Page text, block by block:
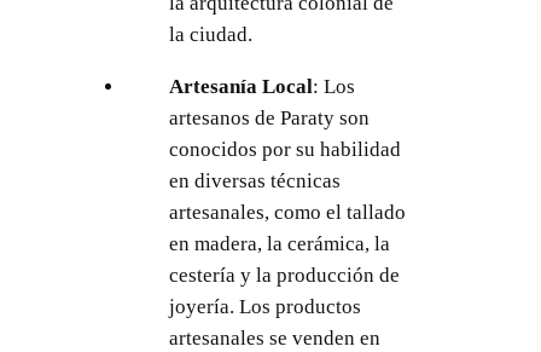
la ciudad.
Artesanía Local: Los
artesanos de Paraty son
conocidos por su habilidad
en diversas técnicas
artesanales, como el tallado
en madera, la cerámica, la
cestería y la producción de
joyería. Los productos
artesanales se venden en